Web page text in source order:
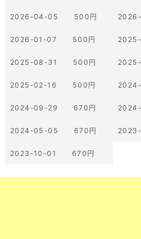
2026-04-05 500円
2026-01-07 500円
2025-08-31 500円
2025-02-16 500円
2024-09-29 670円
2024-05-05 670円
2023-10-01 670円